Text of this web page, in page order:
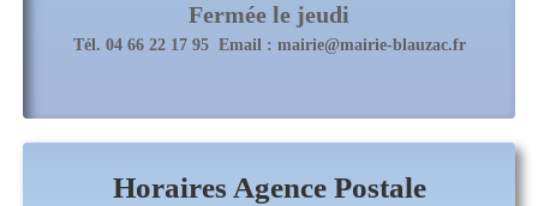
Fermée le jeudi
Tél. 04 66 22 17 95 Email : mairie@mairie-blauzac.fr
Horaires Agence Postale